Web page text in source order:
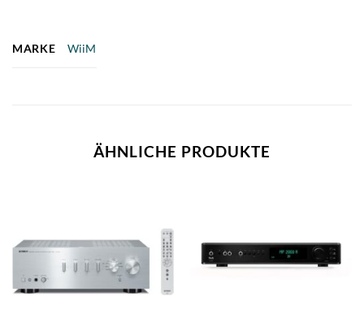
MARKE WiiM
ÄHNLICHE PRODUKTE